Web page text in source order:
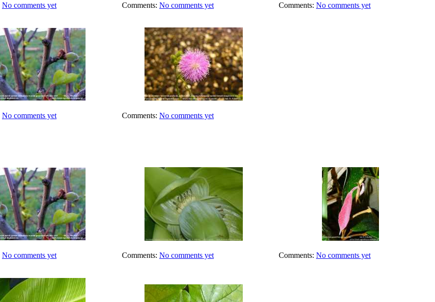
No comments yet Comments: No comments yet Comments: No comments yet
No comments yet Comments: No comments yet
No comments yet Comments: No comments yet Comments: No comments yet